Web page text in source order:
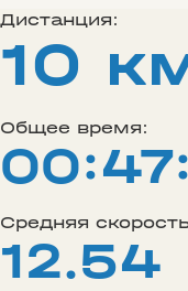
Дистанция:
10
Общее время:
Средняя
12.54